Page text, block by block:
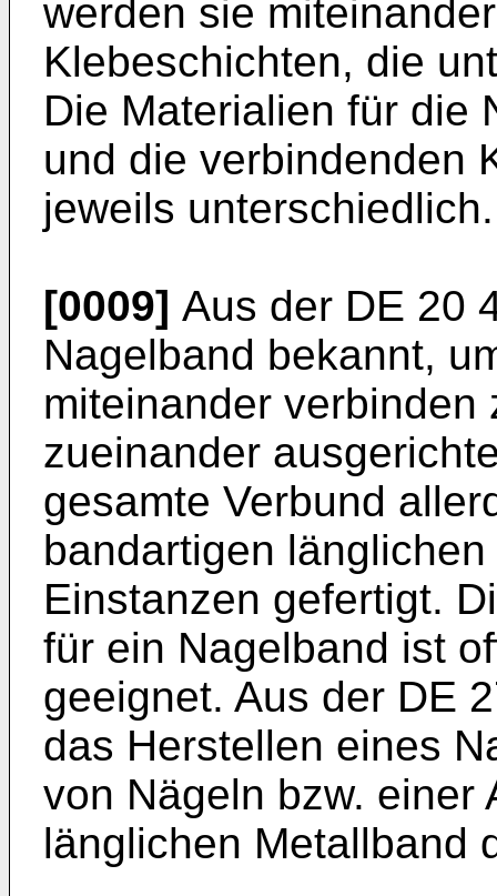
werden sie
Klebeschichten, die
Die Materialien für die
und die verbindenden
jeweils unterschiedlich.
[0009] Aus der DE 20
Nagelband bekannt,
miteinander
zueinander
gesamte Verbund
bandartigen
Einstanzen gefertigt.
für ein Nagelband ist
geeignet. Aus der DE
das Herstellen eines
von Nägeln bzw. einer
länglichen Metallband